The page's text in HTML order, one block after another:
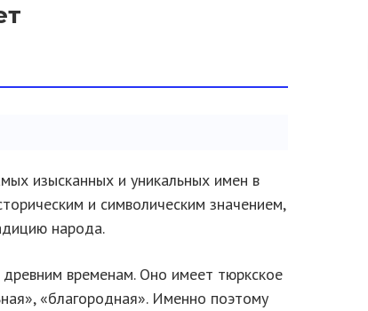
изысканных и уникальных имен в
и символическим значением,
народа.
временам. Оно имеет тюркское
«благородная». Именно поэтому